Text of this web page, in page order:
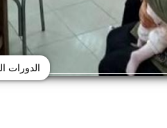
الدورات